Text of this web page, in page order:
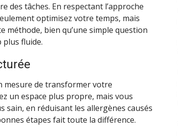
des tâches. En respectant l’approche
optimisez votre temps, mais
méthode, bien qu’une simple question
plus fluide.
mesure de transformer votre
un espace plus propre, mais vous
en réduisant les allergènes causés
étapes fait toute la différence.